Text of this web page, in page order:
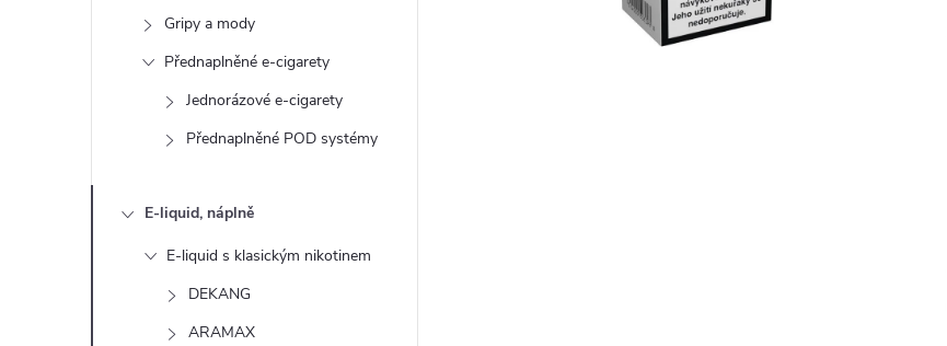
í
Gripy a mody
Přednaplněné e-cigarety
Jednorázové e-cigarety
Přednaplněné POD systémy
E-liquid, náplně
E-liquid s klasickým nikotinem
DEKANG
ARAMAX